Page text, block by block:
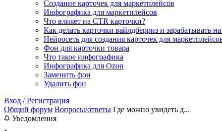
Cоздание карточек для маркетплейсов
Инфографика для маркетплейсов
Что влияет на CTR карточки?
Как делать карточки вайлдберриз и зарабатывать
Нейросеть для создания карточек для
Фон для карточки товара
Что такое инфографика
Инфографика для Ozon
Заменить фон
Удалить фон
Вход / Регистрация
Общий форум Вопросы/ответы Где можно увидеть д...
Уведомления